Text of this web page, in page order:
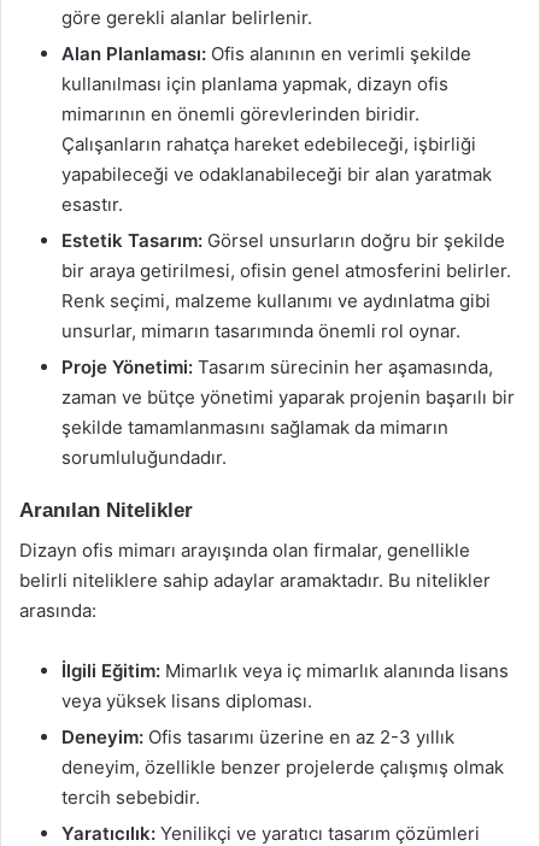
göre gerekli alanlar belirlenir.
Alan Planlaması: Ofis alanının en verimli şekilde
kullanılması için planlama yapmak, dizayn ofis
mimarının en önemli görevlerinden biridir.
Çalışanların rahatça hareket edebileceği, işbirliği
yapabileceği ve odaklanabileceği bir alan yaratmak
esastır.
Estetik Tasarım: Görsel unsurların doğru bir şekilde
bir araya getirilmesi, ofisin genel atmosferini belirler.
Renk seçimi, malzeme kullanımı ve aydınlatma gibi
unsurlar, mimarın tasarımında önemli rol oynar.
Proje Yönetimi: Tasarım sürecinin her aşamasında,
zaman ve bütçe yönetimi yaparak projenin başarılı bir
şekilde tamamlanmasını sağlamak da mimarın
sorumluluğundadır.
Aranılan Nitelikler
Dizayn ofis mimarı arayışında olan firmalar, genellikle
belirli niteliklere sahip adaylar aramaktadır. Bu nitelikler
arasında:
İlgili Eğitim: Mimarlık veya iç mimarlık alanında lisans
veya yüksek lisans diploması.
Deneyim: Ofis tasarımı üzerine en az 2-3 yıllık
deneyim, özellikle benzer projelerde çalışmış olmak
tercih sebebidir.
Yaratıcılık: Yenilikçi ve yaratıcı tasarım çözümleri